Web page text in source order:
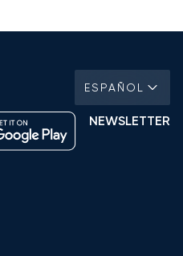
ESPAÑOL
NEWSLETTER